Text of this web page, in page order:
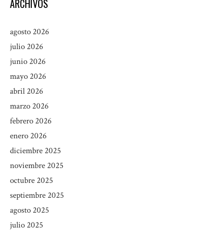
ARCHIVOS
agosto 2026
julio 2026
junio 2026
mayo 2026
abril 2026
marzo 2026
febrero 2026
enero 2026
diciembre 2025
noviembre 2025
octubre 2025
septiembre 2025
agosto 2025
julio 2025